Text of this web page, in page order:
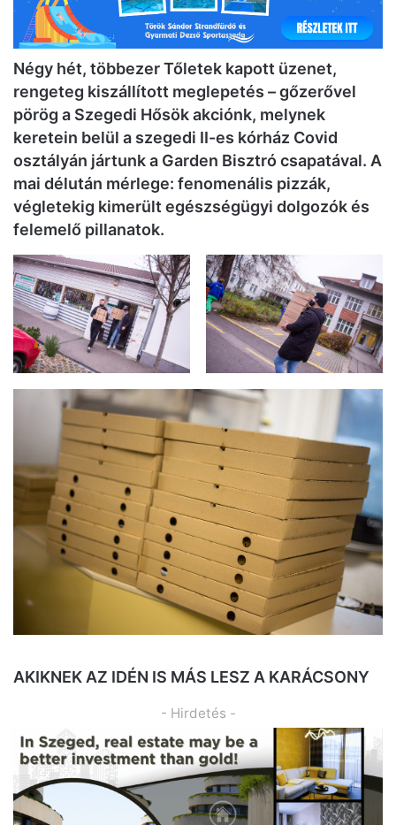
Négy hét, többezer Tőletek kapott üzenet,
rengeteg kiszállított meglepetés – gőzerővel
pörög a Szegedi Hősök akciónk, melynek
keretein belül a szegedi II-es kórház Covid
osztályán jártunk a Garden Bisztró csapatával. A
mai délután mérlege: fenomenális pizzák,
végletekig kimerült egészségügyi dolgozók és
felemelő pillanatok.
AKIKNEK AZ IDÉN IS MÁS LESZ A KARÁCSONY
- Hirdetés -